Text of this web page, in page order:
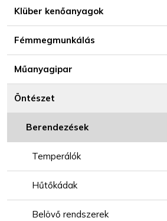
Klüber kenőanyagok
Fémmegmunkálás
Műanyagipar
Öntészet
Berendezések
Temperálók
Hűtőkádak
Belövő rendszerek